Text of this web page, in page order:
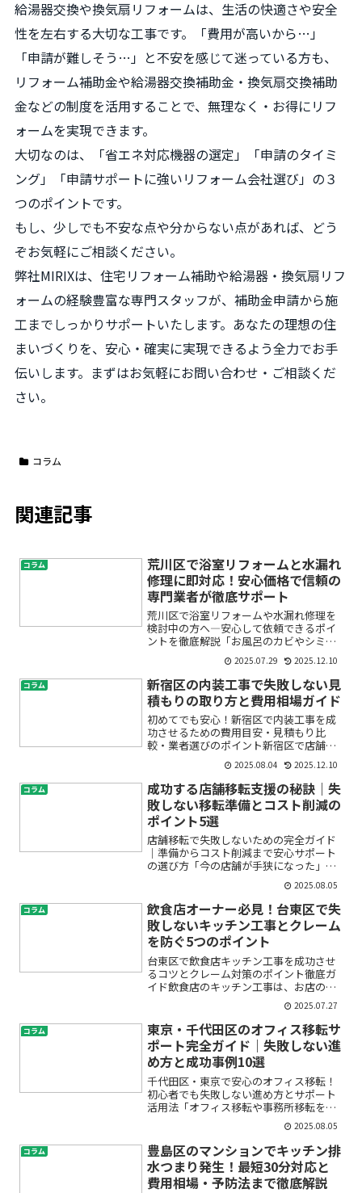
給湯器交換や換気扇リフォームは、生活の快適さや安全
性を左右する大切な工事です。「費用が高いから…」
「申請が難しそう…」と不安を感じて迷っている方も、
リフォーム補助金や給湯器交換補助金・換気扇交換補助
金などの制度を活用することで、無理なく・お得にリフ
ォームを実現できます。
大切なのは、「省エネ対応機器の選定」「申請のタイミ
ング」「申請サポートに強いリフォーム会社選び」の３
つのポイントです。
もし、少しでも不安な点や分からない点があれば、どう
ぞお気軽にご相談ください。
弊社MIRIXは、住宅リフォーム補助や給湯器・換気扇リフ
ォームの経験豊富な専門スタッフが、補助金申請から施
工までしっかりサポートいたします。あなたの理想の住
まいづくりを、安心・確実に実現できるよう全力でお手
伝いします。まずはお気軽にお問い合わせ・ご相談くだ
さい。
コラム
関連記事
コラム
荒川区で浴室リフォームと水漏れ
修理に即対応！安心価格で信頼の
専門業者が徹底サポート
荒川区で浴室リフォームや水漏れ修理を
検討中の方へ―安心して依頼できるポイ
ントを徹底解説「お風呂のカビやシミが
気になる」「浴室のタイルが割れて水漏
れしてしまった」「そろそろユニットバ
スを交換したいけど、どこに相談すれば
いい？」このようなお悩み...
2025.07.29 2025.12.10
コラム
新宿区の内装工事で失敗しない見
積もりの取り方と費用相場ガイド
初めてでも安心！新宿区で内装工事を成
功させるための費用目安・見積もり比
較・業者選びのポイント新宿区で店舗や
オフィス、住宅の内装工事を検討されて
いる方の多くが、「内装工事の費用って
どれくらい？」「信頼できる業者の選び
方が分からない」「見積もり...
2025.08.04 2025.12.10
コラム
成功する店舗移転支援の秘訣｜失
敗しない移転準備とコスト削減の
ポイント5選
店舗移転で失敗しないための完全ガイド
｜準備からコスト削減まで安心サポート
の選び方「今の店舗が手狭になった」
「もっと集客できる立地に移りたい」
「家賃負担を減らしたい」——店舗移転
を考え始めたとき、多くの方がこのよう
な悩みや不安を抱えます。店舗...
2025.08.05
コラム
飲食店オーナー必見！台東区で失
敗しないキッチン工事とクレーム
を防ぐ5つのポイント
台東区で飲食店キッチン工事を成功させ
るコツとクレーム対策のポイント徹底ガ
イド飲食店のキッチン工事は、お店の今
後を左右する重要な工程です。しかし、
「どんな業者に依頼すればいいの？」
「工事費用はどれくらい？」「トラブル
やお客様からのクレームを防...
2025.07.27
コラム
東京・千代田区のオフィス移転サ
ポート完全ガイド｜失敗しない進
め方と成功事例10選
千代田区・東京で安心のオフィス移転！
初心者でも失敗しない進め方とサポート
活用法「オフィス移転や事務所移転をし
なければならないけど、何から始めてい
いか分からない」「千代田区や東京でオ
フィス移転した人の体験談を知りたい」
「費用や見積もり、レイア...
2025.08.05
コラム
豊島区のマンションでキッチン排
水つまり発生！最短30分対応と
費用相場・予防法まで徹底解説